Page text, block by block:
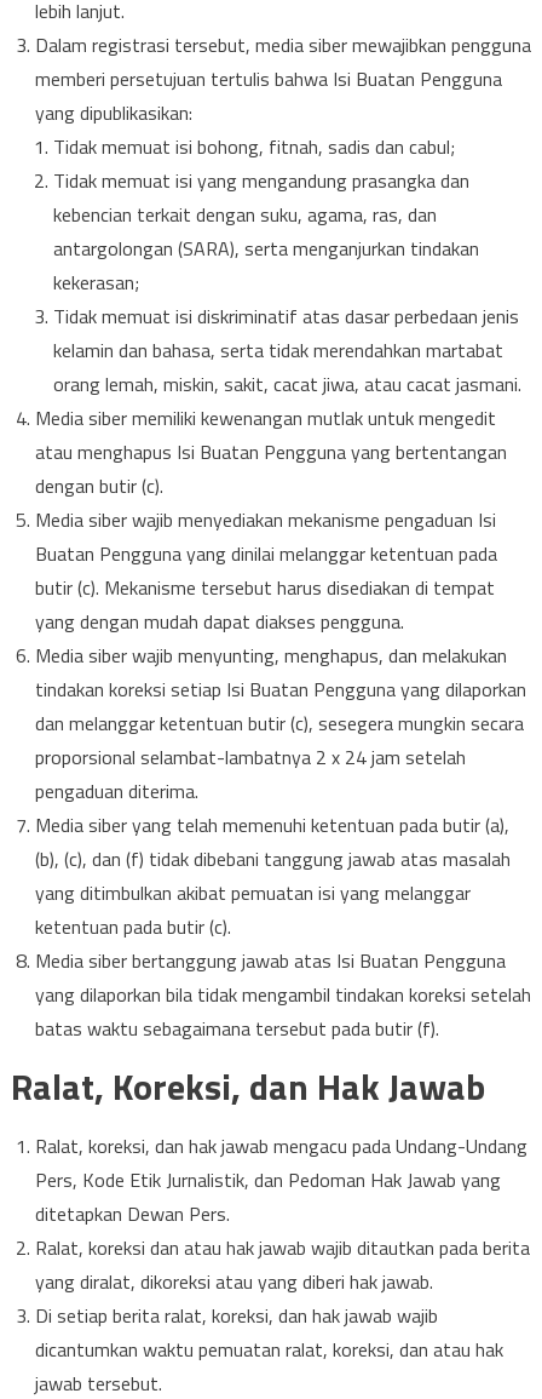
lebih lanjut.
Dalam registrasi tersebut, media siber mewajibkan pengguna
memberi persetujuan tertulis bahwa Isi Buatan Pengguna
yang dipublikasikan:
Tidak memuat isi bohong, fitnah, sadis dan cabul;
Tidak memuat isi yang mengandung prasangka dan
kebencian terkait dengan suku, agama, ras, dan
antargolongan (SARA), serta menganjurkan tindakan
kekerasan;
Tidak memuat isi diskriminatif atas dasar perbedaan jenis
kelamin dan bahasa, serta tidak merendahkan martabat
orang lemah, miskin, sakit, cacat jiwa, atau cacat jasmani.
Media siber memiliki kewenangan mutlak untuk mengedit
atau menghapus Isi Buatan Pengguna yang bertentangan
dengan butir (c).
Media siber wajib menyediakan mekanisme pengaduan Isi
Buatan Pengguna yang dinilai melanggar ketentuan pada
butir (c). Mekanisme tersebut harus disediakan di tempat
yang dengan mudah dapat diakses pengguna.
Media siber wajib menyunting, menghapus, dan melakukan
tindakan koreksi setiap Isi Buatan Pengguna yang dilaporkan
dan melanggar ketentuan butir (c), sesegera mungkin secara
proporsional selambat-lambatnya 2 x 24 jam setelah
pengaduan diterima.
Media siber yang telah memenuhi ketentuan pada butir (a),
(b), (c), dan (f) tidak dibebani tanggung jawab atas masalah
yang ditimbulkan akibat pemuatan isi yang melanggar
ketentuan pada butir (c).
Media siber bertanggung jawab atas Isi Buatan Pengguna
yang dilaporkan bila tidak mengambil tindakan koreksi setelah
batas waktu sebagaimana tersebut pada butir (f).
Ralat, Koreksi, dan Hak Jawab
Ralat, koreksi, dan hak jawab mengacu pada Undang-Undang
Pers, Kode Etik Jurnalistik, dan Pedoman Hak Jawab yang
ditetapkan Dewan Pers.
Ralat, koreksi dan atau hak jawab wajib ditautkan pada berita
yang diralat, dikoreksi atau yang diberi hak jawab.
Di setiap berita ralat, koreksi, dan hak jawab wajib
dicantumkan waktu pemuatan ralat, koreksi, dan atau hak
jawab tersebut.